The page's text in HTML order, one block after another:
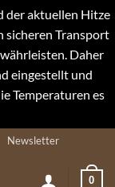
der aktuellen Hitze
sicheren Transport
Daher
eingestellt und
Temperaturen es
Newsletter
0